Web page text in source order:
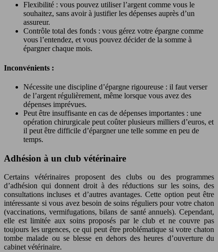
Flexibilité : vous pouvez utiliser l’argent comme vous le
souhaitez, sans avoir à justifier les dépenses auprès d’un
assureur.
Contrôle total des fonds : vous gérez votre épargne comme
vous l’entendez, et vous pouvez décider de la somme à
épargner chaque mois.
Inconvénients :
Nécessite une discipline d’épargne rigoureuse : il faut verser
de l’argent régulièrement, même lorsque vous avez des
dépenses imprévues.
Peut être insuffisante en cas de dépenses importantes : une
opération chirurgicale peut coûter plusieurs milliers d’euros, et
il peut être difficile d’épargner une telle somme en peu de
temps.
Adhésion à un club vétérinaire
Certains vétérinaires proposent des clubs ou des programmes
d’adhésion qui donnent droit à des réductions sur les soins, des
consultations incluses et d’autres avantages. Cette option peut être
intéressante si vous avez besoin de soins réguliers pour votre chaton
(vaccinations, vermifugations, bilans de santé annuels). Cependant,
elle est limitée aux soins proposés par le club et ne couvre pas
toujours les urgences, ce qui peut être problématique si votre chaton
tombe malade ou se blesse en dehors des heures d’ouverture du
cabinet vétérinaire.